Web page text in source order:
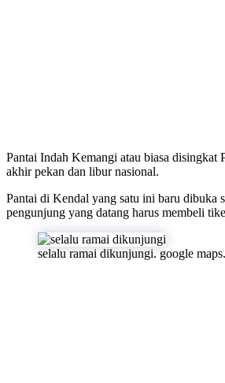
Pantai Indah Kemangi atau biasa
akhir pekan dan libur nasional.
Pantai di Kendal yang satu ini baru dibuka
pengunjung yang datang harus membeli
selalu ramai dikunjungi. google